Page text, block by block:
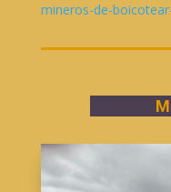
mineros-de-